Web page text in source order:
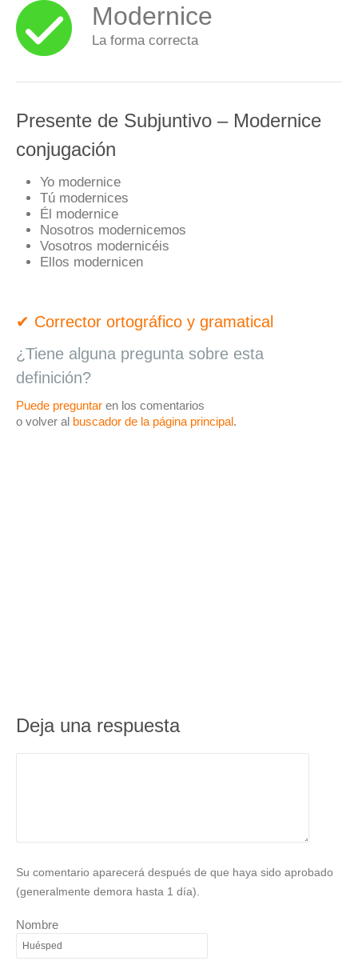
Modernice
La forma correcta
Presente de Subjuntivo – Modernice
conjugación
Yo modernice
Tú modernices
Él modernice
Nosotros modernicemos
Vosotros modernicéis
Ellos modernicen
✔ Corrector ortográfico y gramatical
¿Tiene alguna pregunta sobre esta
definición?
Puede preguntar en los comentarios
o volver al buscador de la página principal.
Deja una respuesta
Su comentario aparecerá después de que haya sido aprobado
(generalmente demora hasta 1 día).
Nombre